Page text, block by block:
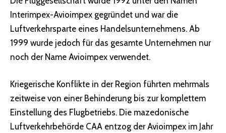
Interimpex-Avioimpex gegründet und war die
Luftverkehrsparte eines Handelsunternehmens. Ab
1999 wurde jedoch für das gesamte Unternehmen nur
noch der Name Avioimpex verwendet.
Kriegerische Konflikte in der Region führten mehrmals
zeitweise von einer Behinderung bis zur komplettem
Einstellung des Flugbetriebs. Die mazedonische
Luftverkehrbehörde CAA entzog der Avioimpex im Jahr